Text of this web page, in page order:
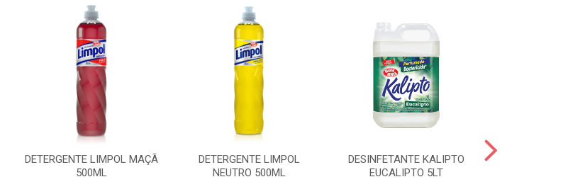
DETERGENTE LIMPOL MAÇÃ
500ML
DETERGENTE LIMPOL
NEUTRO 500ML
DESINFETANTE KALIPTO
EUCALIPTO 5LT